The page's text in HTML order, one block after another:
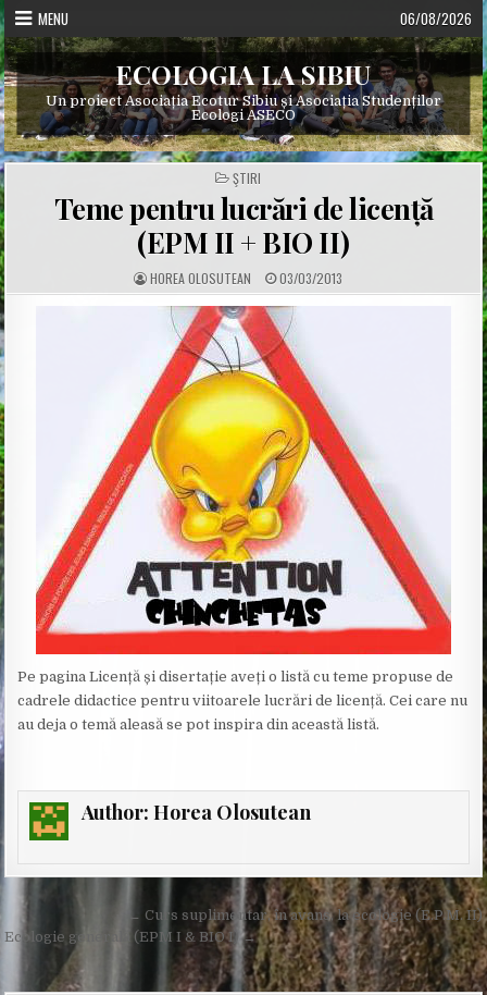
Skip
to
content
MENU 06/08/2026
ECOLOGIA LA SIBIU
Un proiect Asociația Ecotur Sibiu și Asociația Studenților
Ecologi ASECO
POSTED
IN
ŞTIRI
Teme pentru lucrări de licență
(EPM II + BIO II)
A
U
HOREA OLOSUTEAN P
U
B
L
I
S
H
E
D
D
A
T
E
:
03/03/2013
Pe pagina Licență și disertație aveți o listă cu teme propuse de
cadrele didactice pentru viitoarele lucrări de licență. Cei care nu
au deja o temă aleasă se pot inspira din această listă.
Author: Horea Olosutean
Post
navigation
← Curs suplimentar, în avans, la ecologie (E.P.M. II)
Ecologie generală (EPM I & BIO I) →